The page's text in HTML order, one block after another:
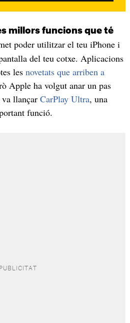
millors funcions que té
poder utilitzar el teu iPhone i
del teu cotxe. Aplicacions
les novetats que arriben a
Apple ha volgut anar un pas
llançar CarPlay Ultra, una
funció.